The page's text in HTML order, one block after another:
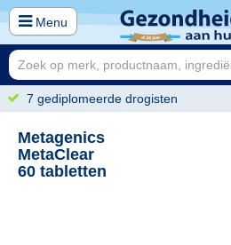
Menu
7 gediplomeerde drogisten
Metagenics
MetaClear
60 tabletten